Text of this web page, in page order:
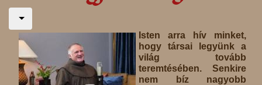
Isten arra hív minket,
hogy társai legyünk a
világ tovább
teremtésében. Senkire
nem bíz nagyobb